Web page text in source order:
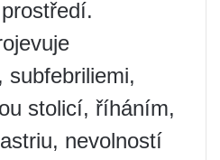
subfebriliemi,
stolicí, říháním,
nevolností